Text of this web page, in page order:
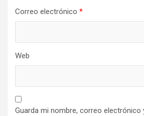
Correo electrónico *
Web
Guarda mi nombre, correo electrónico